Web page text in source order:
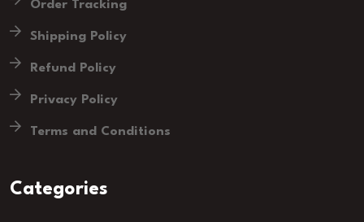
Order Tracking
Shipping Policy
Refund Policy
Privacy Policy
Terms and Conditions
Categories